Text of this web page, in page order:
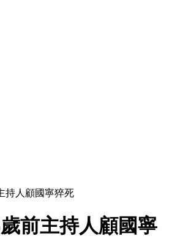
持人顧國寧猝死
前主持人顧國寧